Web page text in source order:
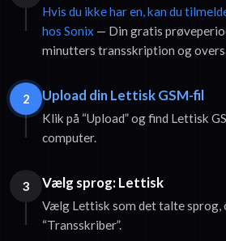
Hvis du ikke har en, kan du
hos Sonix — Din gratis
minutters transskription og
2 Upload din Lettisk GSM-fil
Klik på “Upload” og find Lettisk
computer.
3 Vælg sprog: Lettisk
Vælg Lettisk som det talte sprog,
“Transskriber”.